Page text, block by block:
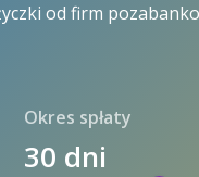
od firm
Okres spłaty
30 dni